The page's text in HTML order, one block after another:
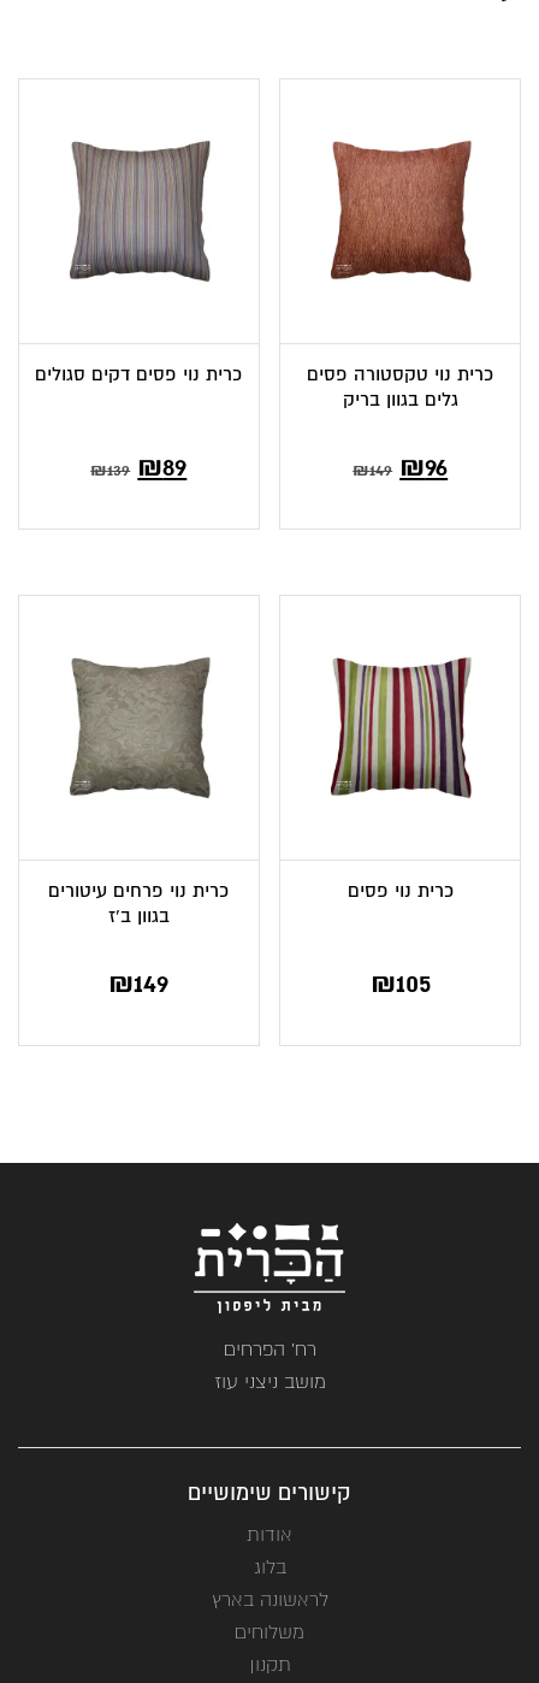
כרית נוי טקסטורה פסים
גלים בגוון בריק
₪149 המחיר
₪149.
₪96המחיר
₪96.
כרית נוי פסים דקים סגולים
₪139 ₪89
כרית נוי פסים
₪105
כרית נוי פרחים עיטורים
בגוון ב’ז
₪149
רח' הפרחים
מושב ניצני עוז
קישורים שימושיים
אודות
בלוג
לראשונה בארץ
משלוחים
תקנון